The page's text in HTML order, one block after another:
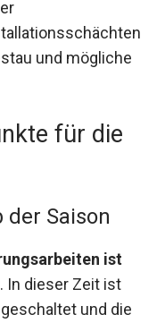
und mögliche
für die
Saison
ist
. In dieser Zeit ist
und die